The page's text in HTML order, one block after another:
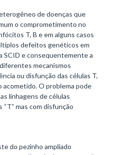
de doenças que
o comprometimento no
T, B e em alguns casos
defeitos genéticos em
SCID e consequentemente a
mecanismos
ou disfunção das células T,
O problema pode
linhagens de células
“T” mas com disfunção
do pezinho ampliado